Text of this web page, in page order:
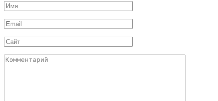
Имя
*
Email
*
Сайт
Комментарий